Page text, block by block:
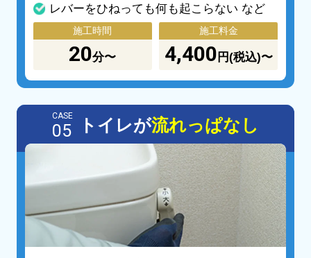
レバーをひねっても何も起こらない など
施工時間
20分〜
施工料金
4,400 円(税込)〜
CASE
05 トイレが流れっぱなし